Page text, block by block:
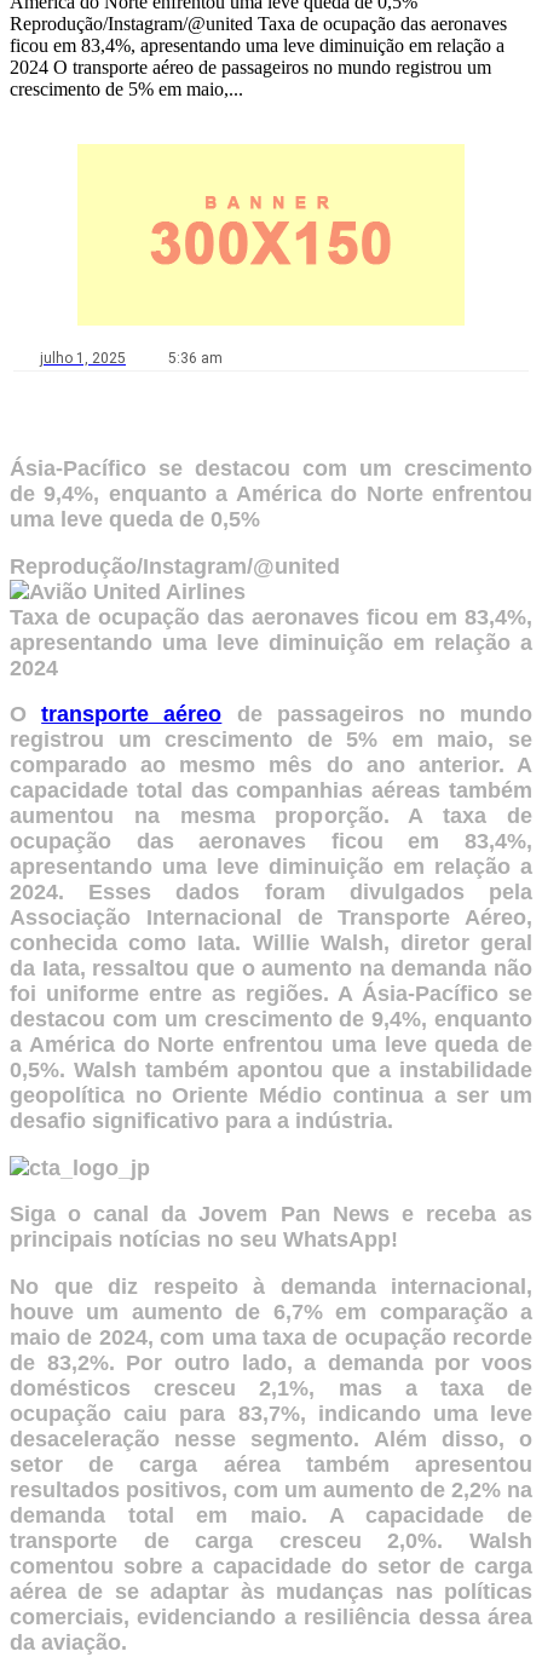
Reprodução/Instagram/@united Taxa de ocupação das aeronaves
ficou em 83,4%, apresentando uma leve diminuição em relação a
2024 O transporte aéreo de passageiros no mundo registrou um
crescimento de 5% em maio,...
julho 1, 2025 5:36 am
Ásia-Pacífico se destacou com um crescimento
de 9,4%, enquanto a América do Norte enfrentou
uma leve queda de 0,5%
Reprodução/Instagram/@united
Taxa de ocupação das aeronaves ficou em 83,4%,
apresentando uma leve diminuição em relação a
2024
Otransporte aéreo de passageiros no mundo
registrou um crescimento de 5% em maio, se
comparado ao mesmo mês do ano anterior. A
capacidade total das companhias aéreas também
aumentou na mesma proporção. A taxa de
ocupação das aeronaves ficou em 83,4%,
apresentando uma leve diminuição em relação a
2024. Esses dados foram divulgados pela
Associação Internacional de Transporte Aéreo,
conhecida como Iata. Willie Walsh, diretor geral
da Iata, ressaltou que o aumento na demanda não
foi uniforme entre as regiões. A Ásia-Pacífico se
destacou com um crescimento de 9,4%, enquanto
a América do Norte enfrentou uma leve queda de
0,5%. Walsh também apontou que a instabilidade
geopolítica no Oriente Médio continua a ser um
desafio significativo para a indústria.
Siga o canal da Jovem Pan News e receba as
principais notícias no seu WhatsApp!
No que diz respeito à demanda internacional,
houve um aumento de 6,7% em comparação a
maio de 2024, com uma taxa de ocupação recorde
de 83,2%. Por outro lado, a demanda por voos
domésticos cresceu 2,1%, mas a taxa de
ocupação caiu para 83,7%, indicando uma leve
desaceleração nesse segmento. Além disso, o
setor de carga aérea também apresentou
resultados positivos, com um aumento de 2,2% na
demanda total em maio. A capacidade de
transporte de carga cresceu 2,0%. Walsh
comentou sobre a capacidade do setor de carga
aérea de se adaptar às mudanças nas políticas
comerciais, evidenciando a resiliência dessa área
da aviação.